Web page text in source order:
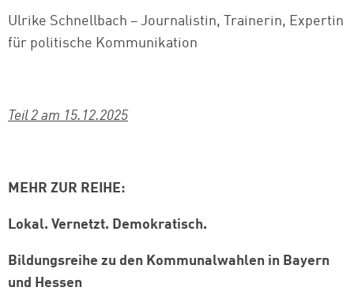
Ulrike Schnellbach – Journalistin, Trainerin, Expertin
für politische Kommunikation
Teil 2 am 15.12.2025
MEHR ZUR REIHE:
Lokal. Vernetzt. Demokratisch.
Bildungsreihe zu den Kommunalwahlen in Bayern
und Hessen